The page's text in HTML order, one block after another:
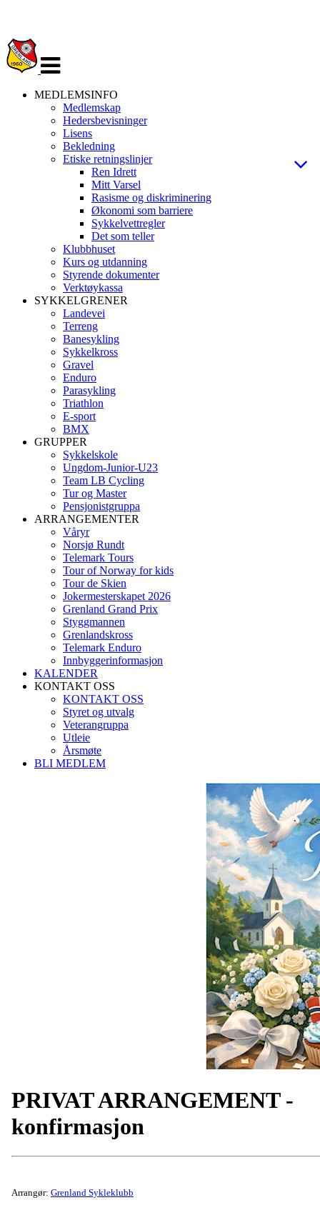
navigasjon
MEDLEMSINFO
Medlemskap
Hedersbevisninger
Lisens
Bekledning
Etiske retningslinjer
Ren Idrett
Mitt Varsel
Rasisme og diskriminering
Økonomi som barriere
Sykkelvettregler
Det som teller
Klubbhuset
Kurs og utdanning
Styrende dokumenter
Verktøykassa
SYKKELGRENER
Landevei
Terreng
Banesykling
Sykkelkross
Gravel
Enduro
Parasykling
Triathlon
E-sport
BMX
GRUPPER
Sykkelskole
Ungdom-Junior-U23
Team LB Cycling
Tur og Master
Pensjonistgruppa
ARRANGEMENTER
Våryr
Norsjø Rundt
Telemark Tours
Tour of Norway for kids
Tour de Skien
Jokermesterskapet 2026
Grenland Grand Prix
Styggmannen
Grenlandskross
Telemark Enduro
Innbyggerinformasjon
KALENDER
KONTAKT OSS
KONTAKT OSS
Styret og utvalg
Veterangruppa
Utleie
Årsmøte
BLI MEDLEM
PRIVAT ARRANGEMENT -
konfirmasjon
Arrangør: Grenland Sykleklubb